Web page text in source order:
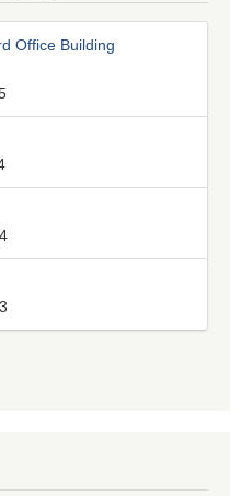
Office Building